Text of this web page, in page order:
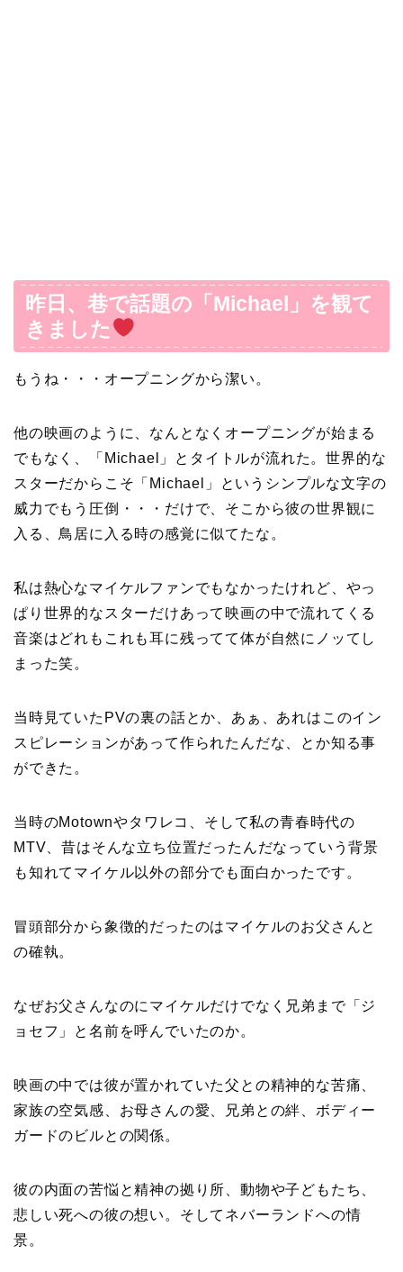
昨日、巷で話題の「Michael」を観て
きました
もうね・・・オープニングから潔い。
他の映画のように、なんとなくオープニングが始まる
でもなく、「Michael」とタイトルが流れた。世界的な
スターだからこそ「Michael」というシンプルな文字の
威力でもう圧倒・・・だけで、そこから彼の世界観に
入る、鳥居に入る時の感覚に似てたな。
私は熱心なマイケルファンでもなかったけれど、やっ
ぱり世界的なスターだけあって映画の中で流れてくる
音楽はどれもこれも耳に残ってて体が自然にノッてし
まった笑。
当時見ていたPVの裏の話とか、あぁ、あれはこのイン
スピレーションがあって作られたんだな、とか知る事
ができた。
当時のMotownやタワレコ、そして私の青春時代の
MTV、昔はそんな立ち位置だったんだなっていう背景
も知れてマイケル以外の部分でも面白かったです。
冒頭部分から象徴的だったのはマイケルのお父さんと
の確執。
なぜお父さんなのにマイケルだけでなく兄弟まで「ジ
ョセフ」と名前を呼んでいたのか。
映画の中では彼が置かれていた父との精神的な苦痛、
家族の空気感、お母さんの愛、兄弟との絆、ボディー
ガードのビルとの関係。
彼の内面の苦悩と精神の拠り所、動物や子どもたち、
悲しい死への彼の想い。そしてネバーランドへの情
景。